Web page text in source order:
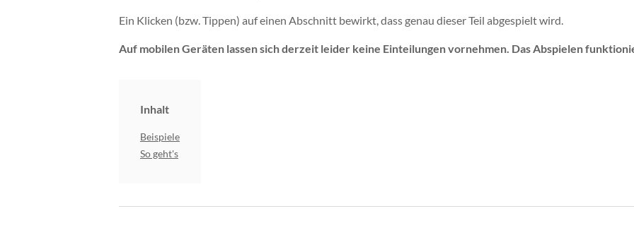
Ein Klicken (bzw. Tippen) auf einen Abschnitt bewirkt, dass genau dieser Teil abgespielt wird.
Auf mobilen Geräten lassen sich derzeit leider keine Einteilungen vornehmen. Das Abspielen
Inhalt
Beispiele
So geht's